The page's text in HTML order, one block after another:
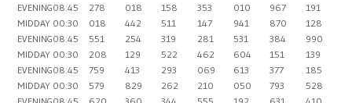
EVENING08:45 278 018 158 353 010 967
191
MIDDAY 00:30 018 442 511 147 941 870
128
EVENING08:45 551 254 319 281 531 384
990
MIDDAY 00:30 208 129 522 462 604 151
139
EVENING08:45 759 413 293 069 613 377
185
MIDDAY 00:30 579 829 262 210 050 793
528